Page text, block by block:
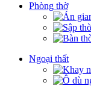
Phòng thờ
Ngoại thất